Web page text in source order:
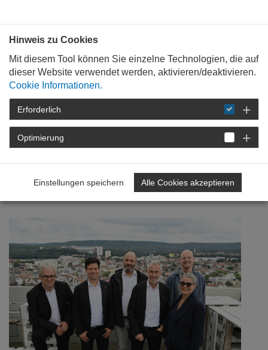
STARTSEITE DETAIL
Berufspolitische
Dauerbrenner im Fokus
Hinweis zu Cookies
Mit diesem Tool können Sie einzelne Technologien, die auf
dieser Website verwendet werden, aktivieren/deaktivieren.
Cookie Informationen.
Erforderlich
Optimierung
Einstellungen speichern Alle Cookies akzeptieren